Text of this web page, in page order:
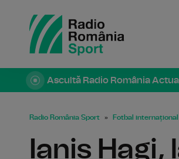
Ascultă Radio România
Radio România Sport Fotbal internațional
Ianis Hagi,